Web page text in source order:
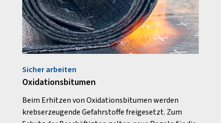
Sicher arbeiten
Oxidationsbitumen
Beim Erhitzen von Oxidationsbitumen werden
krebserzeugende Gefahrstoffe freigesetzt. Zum